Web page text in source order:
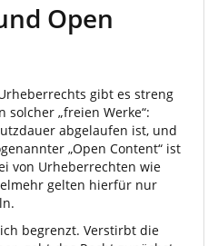
Open
gibt es streng
„freien Werke“:
abgelaufen ist, und
„Open Content“ ist
von Urheberrechten wie
gelten hierfür nur
begrenzt. Verstirbt die